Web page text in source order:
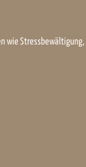
wie